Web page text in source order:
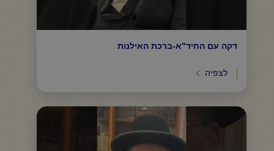
דקה עם החיד"א-ברכת האילנות
לצפיה